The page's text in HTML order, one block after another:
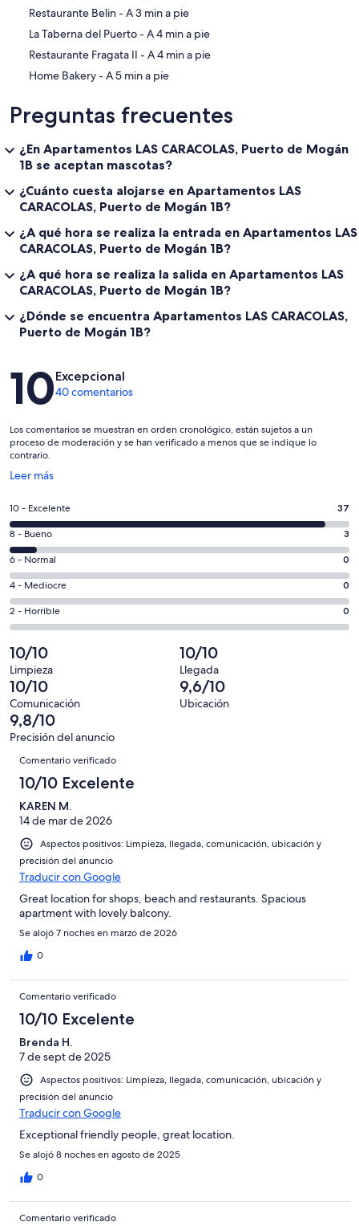
‪Restaurante Belin - ‬A 3 min a pie
‪La Taberna del Puerto - ‬A 4 min a pie
‪Restaurante Fragata II - ‬A 4 min a pie
‪Home Bakery - ‬A 5 min a pie
Preguntas frecuentes
¿En Apartamentos LAS CARACOLAS, Puerto de Mogán
1B se aceptan mascotas?
¿Cuánto cuesta alojarse en Apartamentos LAS
CARACOLAS, Puerto de Mogán 1B?
¿A qué hora se realiza la entrada en Apartamentos LAS
CARACOLAS, Puerto de Mogán 1B?
¿A qué hora se realiza la salida en Apartamentos LAS
CARACOLAS, Puerto de Mogán 1B?
¿Dónde se encuentra Apartamentos LAS CARACOLAS,
Puerto de Mogán 1B?
Comentarios
10Excepcional
40 comentarios
Los comentarios se muestran en orden cronológico, están sujetos a un
proceso de moderación y se han verificado a menos que se indique lo
contrario.
Leer más
Se
en
una
ventana
nueva
37
comentarios
de
un
total
de
40
con
una
puntuación
de
10
-
Excelente
10 - Excelente 37
3
comentarios
de
un
total
de
40
con
una
puntuación
de
8
-
Bueno
8 - Bueno 3
0
comentarios
de
un
total
de
40
con
una
puntuación
de
6
Normal
6 - Normal 0
0
comentarios
de
total
de
40
con
una
puntuación
de
Mediocre
4 - Mediocre 0
0
comentarios
de
un
total
de
40
con
una
puntuación
de
2 - Horrible 0
10/10
Limpieza
10/10
Llegada
10/10
Comunicación
9,6/10
Ubicación
9,8/10
Precisión del anuncio
Comentarios
Comentario verificado
10/10 Excelente
KAREN M.
14 de mar de 2026
Aspectos positivos: Limpieza, llegada, comunicación, ubicación y
precisión del anuncio
Traducir con Google
Great location for shops, beach and restaurants. Spacious
apartment with lovely balcony.
Se alojó 7 noches en marzo de 2026
0
Comentario verificado
10/10 Excelente
Brenda H.
7 de sept de 2025
Aspectos positivos: Limpieza, llegada, comunicación, ubicación y
precisión del anuncio
Traducir con Google
Exceptional friendly people, great location.
Se alojó 8 noches en agosto de 2025
0
Comentario verificado